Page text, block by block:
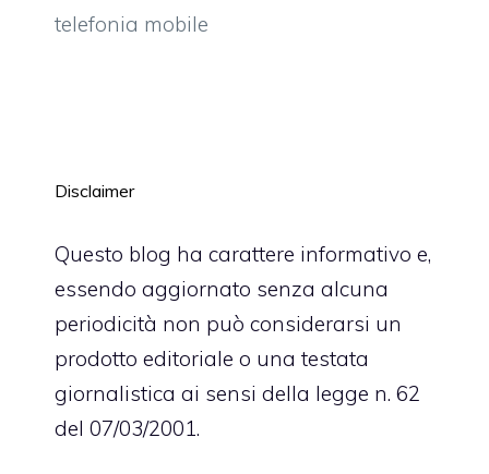
telefonia mobile
Disclaimer
Questo blog ha carattere informativo e,
essendo aggiornato senza alcuna
periodicità non può considerarsi un
prodotto editoriale o una testata
giornalistica ai sensi della legge n. 62
del 07/03/2001.